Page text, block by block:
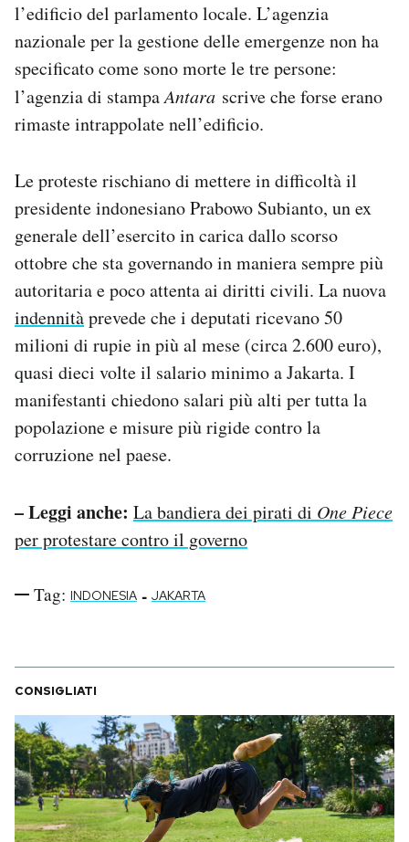
l’edificio del parlamento locale. L’agenzia
nazionale per la gestione delle emergenze non ha
specificato come sono morte le tre persone:
l’agenzia di stampaAntara scrive che forse erano
rimaste intrappolate nell’edificio.
Le proteste rischiano di mettere in difficoltà il
presidente indonesiano Prabowo Subianto, un ex
generale dell’esercito in carica dallo scorso
ottobre che sta governando in maniera sempre più
autoritaria e poco attenta ai diritti civili. La nuova
indennitàprevede che i deputati ricevano 50
milioni di rupie in più al mese (circa 2.600 euro),
quasi dieci volte il salario minimo a Jakarta. I
manifestanti chiedono salari più alti per tutta la
popolazione e misure più rigide contro la
corruzione nel paese.
– Leggi anche: La bandiera dei pirati di One Piece
per protestare contro il governo
Tag: INDONESIA - JAKARTA
CONSIGLIATI